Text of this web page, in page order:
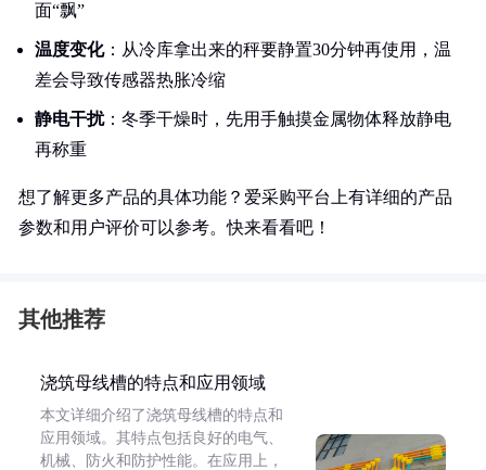
面“飘”
温度变化：从冷库拿出来的秤要静置30分钟再使用，温
差会导致传感器热胀冷缩
静电干扰：冬季干燥时，先用手触摸金属物体释放静电
再称重
想了解更多产品的具体功能？爱采购平台上有详细的产品
参数和用户评价可以参考。快来看看吧！
其他推荐
浇筑母线槽的特点和应用领域
本文详细介绍了浇筑母线槽的特点和
应用领域。其特点包括良好的电气、
机械、防火和防护性能。在应用上，